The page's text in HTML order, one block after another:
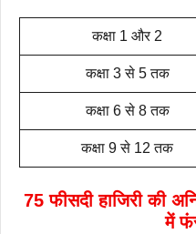
कक्षा 1 और 2
कक्षा 3 से 5 तक
कक्षा 6 से 8 तक
कक्षा 9 से 12 तक
75 फीसदी हाजिरी की
में